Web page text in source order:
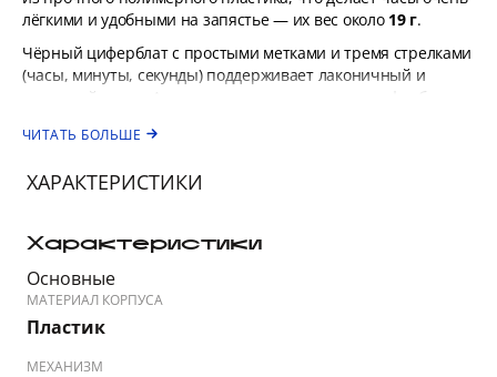
лёгкими и удобными на запястье — их вес около 19 г.
Чёрный циферблат с простыми метками и тремя стрелками
(часы, минуты, секунды) поддерживает лаконичный и
понятный стиль. Акриловое стекло защищает циферблат от
выдерживает случайные брызги.
Эта модель подходит тем, кто ищет лёгкие, практичные
часы без лишних функций — идеальный аксессуар для
ЧИТАТЬ БОЛЬШЕ
ХАРАКТЕРИСТИКИ
Характеристики
Основные
МАТЕРИАЛ КОРПУСА
Пластик
МЕХАНИЗМ